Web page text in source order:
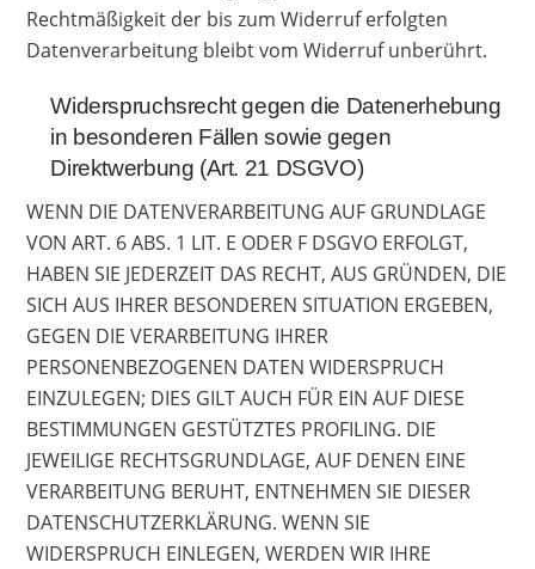
Rechtmäßigkeit der bis zum Widerruf erfolgten
Datenverarbeitung bleibt vom Widerruf unberührt.
Widerspruchsrecht gegen die Datenerhebung
in besonderen Fällen sowie gegen
Direktwerbung (Art. 21 DSGVO)
WENN DIE DATENVERARBEITUNG AUF GRUNDLAGE
VON ART. 6 ABS. 1 LIT. E ODER F DSGVO ERFOLGT,
HABEN SIE JEDERZEIT DAS RECHT, AUS GRÜNDEN, DIE
SICH AUS IHRER BESONDEREN SITUATION ERGEBEN,
GEGEN DIE VERARBEITUNG IHRER
PERSONENBEZOGENEN DATEN WIDERSPRUCH
EINZULEGEN; DIES GILT AUCH FÜR EIN AUF DIESE
BESTIMMUNGEN GESTÜTZTES PROFILING. DIE
JEWEILIGE RECHTSGRUNDLAGE, AUF DENEN EINE
VERARBEITUNG BERUHT, ENTNEHMEN SIE DIESER
DATENSCHUTZERKLÄRUNG. WENN SIE
WIDERSPRUCH EINLEGEN, WERDEN WIR IHRE